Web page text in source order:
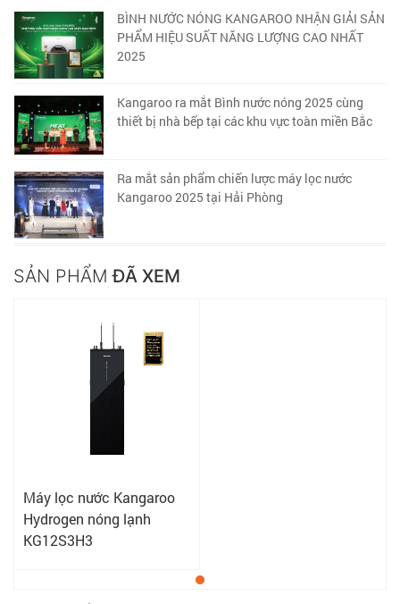
BÌNH NƯỚC NÓNG KANGAROO NHẬN GIẢI SẢN
PHẨM HIỆU SUẤT NĂNG LƯỢNG CAO NHẤT
2025
Kangaroo ra mắt Bình nước nóng 2025 cùng
thiết bị nhà bếp tại các khu vực toàn miền Bắc
Ra mắt sản phẩm chiến lược máy lọc nước
Kangaroo 2025 tại Hải Phòng
SẢN PHẨM ĐÃ XEM
Máy lọc nước Kangaroo
Hydrogen nóng lạnh
KG12S3H3